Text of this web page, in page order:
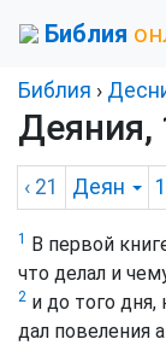
Библия
Библия ›
Деяния,
‹ 21 Деян 1
1 В первой
что делал и
2 и до того
дал повеления